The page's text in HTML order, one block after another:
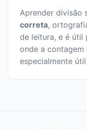
Aprender divisão
correta,
de leitura, e é útil
onde a
especialmente